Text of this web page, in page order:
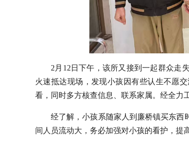
2月12日下午，该所又接到一起群众走
火速抵达现场，发现小孩因有些认生不愿
看，同时多方核查信息、联系家属。经全力
经了解，小孩系随家人到廉桥镇买东西
间人员流动大，务必加强对小孩的看护，提